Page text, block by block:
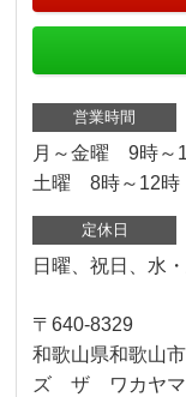
営業時間
月～金曜 9時～
土曜 8時～12時
定休日
日曜、祝日、水
〒640-8329
和歌山県和歌山
ズ ザ ワカヤマ